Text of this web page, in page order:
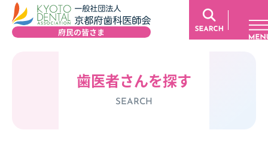
歯医者さんを探す
SEARCH